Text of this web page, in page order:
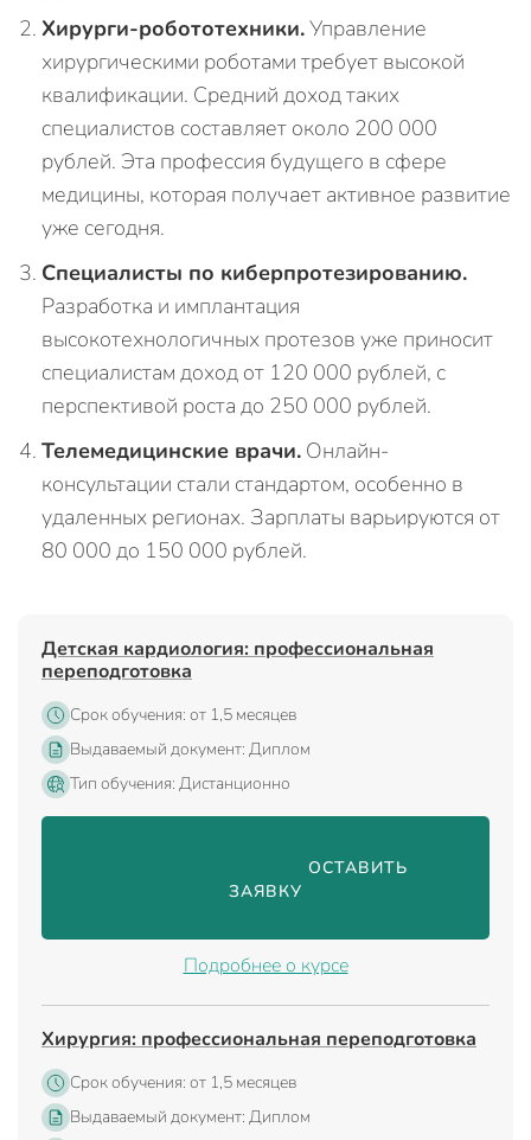
Хирурги-робототехники.Управление
хирургическими роботами требует высокой
квалификации. Средний доход таких
специалистов составляет около 200 000
рублей. Эта профессия будущего в сфере
медицины, которая получает активное развитие
уже сегодня.
Специалисты по киберпротезированию.
Разработка и имплантация
высокотехнологичных протезов уже приносит
специалистам доход от 120 000 рублей, с
перспективой роста до 250 000 рублей.
Телемедицинские врачи. Онлайн-
консультации стали стандартом, особенно в
удаленных регионах. Зарплаты варьируются от
80 000 до 150 000 рублей.
Детская кардиология: профессиональная
переподготовка
Срок обучения: от 1,5 месяцев
Выдаваемый документ: Диплом
Тип обучения: Дистанционно
                                ОСТАВИТЬ
ЗАЯВКУ
Подробнее о курсе
Хирургия: профессиональная переподготовка
Срок обучения: от 1,5 месяцев
Выдаваемый документ: Диплом